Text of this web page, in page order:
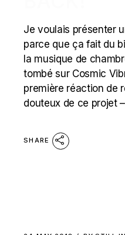
Je voulais présenter
parce que ça fait du
la musique de
tombé sur Cosmic
première réaction de
douteux de ce projet –
SHARE